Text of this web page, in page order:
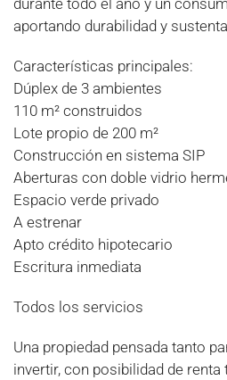
durante todo el año y un
aportando durabilidad y
Características principales:
Dúplex de 3 ambientes
110 m² construidos
Lote propio de 200 m²
Construcción en sistema SIP
Aberturas con doble vidrio
Espacio verde privado
A estrenar
Apto crédito hipotecario
Escritura inmediata
Todos los servicios
Una propiedad pensada tanto
invertir, con posibilidad de